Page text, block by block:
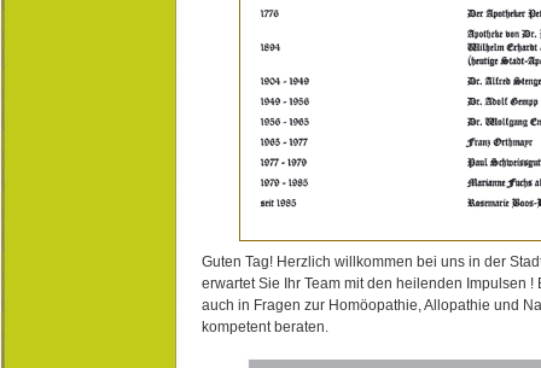
Guten Tag! Herzlich willkommen bei uns in der
erwartet Sie Ihr Team mit den heilenden Impulsen !
auch in Fragen zur Homöopathie, Allopathie und
kompetent beraten.